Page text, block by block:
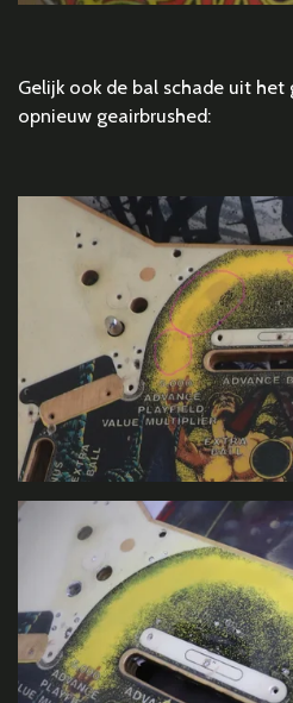
Gelijk ook de bal schade uit
opnieuw geairbrushed: